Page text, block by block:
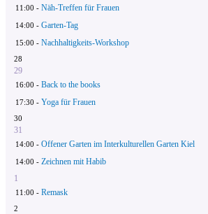
11:00 - Näh-Treffen für Frauen
14:00 - Garten-Tag
15:00 - Nachhaltigkeits-Workshop
28
29
16:00 - Back to the books
17:30 - Yoga für Frauen
30
31
14:00 - Offener Garten im Interkulturellen Garten Kiel
14:00 - Zeichnen mit Habib
1
11:00 - Remask
2